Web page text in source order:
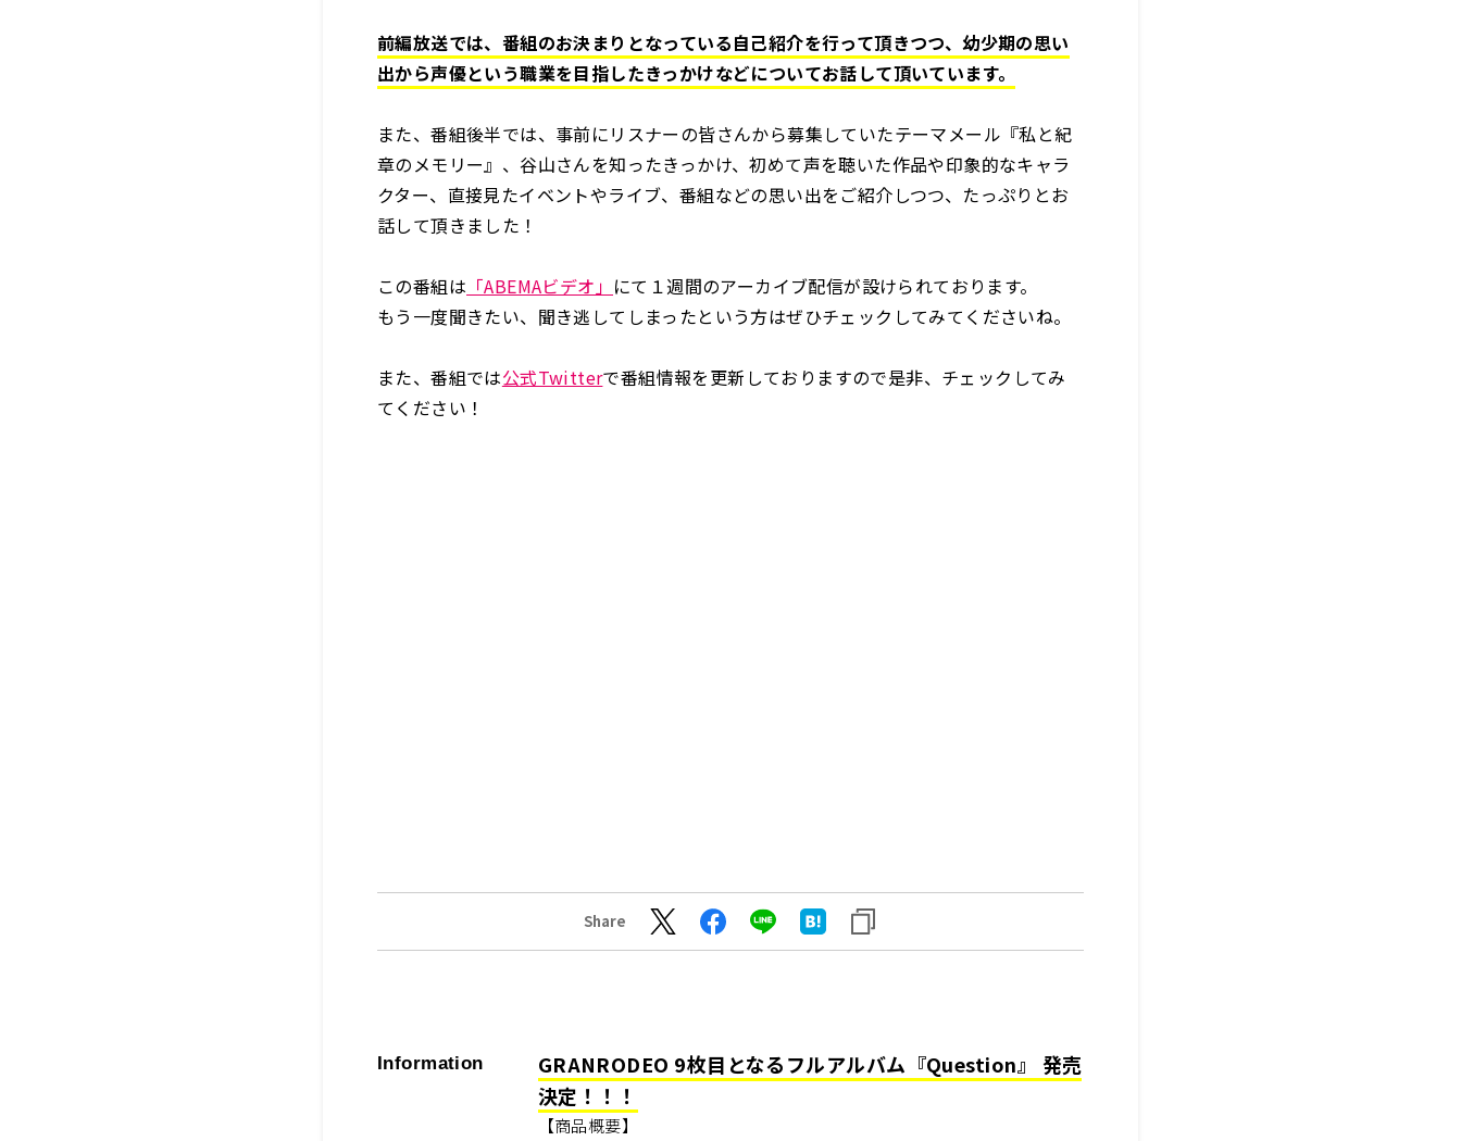
前編放送では、番組のお決まりとなっている自己紹介を行って頂きつつ、幼少期の思い
出から声優という職業を目指したきっかけなどについてお話して頂いています。
また、番組後半では、事前にリスナーの皆さんから募集していたテーマメール『私と紀
章のメモリー』、谷山さんを知ったきっかけ、初めて声を聴いた作品や印象的なキャラ
クター、直接見たイベントやライブ、番組などの思い出をご紹介しつつ、たっぷりとお
話して頂きました！
この番組は 「ABEMAビデオ」 にて１週間のアーカイブ配信が設けられております。
もう一度聞きたい、聞き逃してしまったという方はぜひチェックしてみてくださいね。
また、番組では公式Twitterで番組情報を更新しておりますので是非、チェックしてみ
てください！
Share
Information
GRANRODEO 9枚目となるフルアルバム『Question』 発売
決定！！！
【商品概要】